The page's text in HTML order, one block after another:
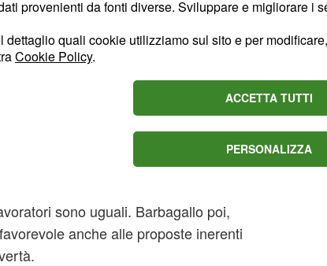
sulla Delega
che si è dimostrato favorevole
ricambio generazionale,
sono uguali. Barbagallo poi,
anche alle proposte inerenti
provenienti da fonti diverse. Sviluppare e migliorare i
dettaglio quali cookie utilizziamo sul sito e per
Cookie Policy.
ACCETTA TUTTI
PERSONALIZZA